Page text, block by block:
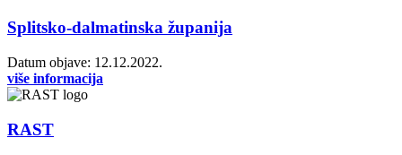
Splitsko-dalmatinska županija
Datum objave: 12.12.2022.
više informacija
RAST